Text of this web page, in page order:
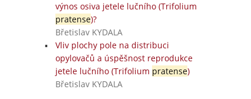
výnos osiva jetele lučního (Trifolium
pratense)?
Břetislav KYDALA
Vliv plochy pole na distribuci
opylovačů a úspěšnost reprodukce
jetele lučního (Trifolium pratense)
Břetislav KYDALA